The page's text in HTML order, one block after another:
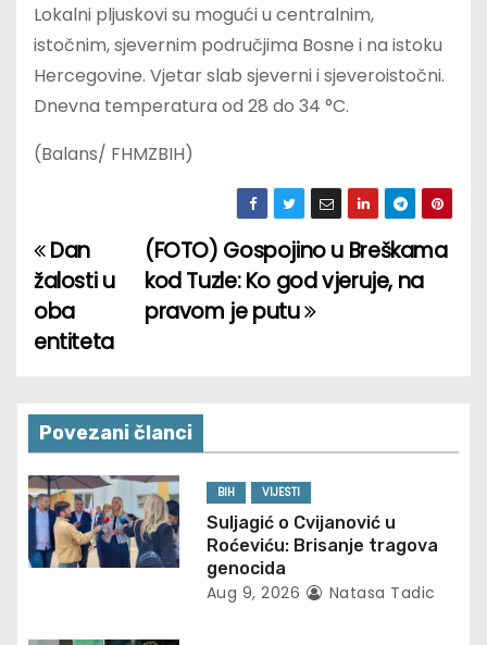
Lokalni pljuskovi su mogući u centralnim,
istočnim, sjevernim područjima Bosne i na istoku
Hercegovine. Vjetar slab sjeverni i sjeveroistočni.
Dnevna temperatura od 28 do 34 °C.
(Balans/ FHMZBIH)
P
o
s
n
a
v
i
(FOTO) Gospojino u Breškama
kod Tuzle: Ko god vjeruje, na
pravom je putu
Dan
žalosti u
oba
entiteta
Povezani članci
BIH VIJESTI
Suljagić o Cvijanović u
Roćeviću: Brisanje tragova
genocida
Aug 9, 2026 Natasa Tadic